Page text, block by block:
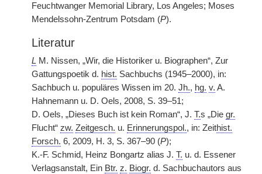
Feuchtwanger Memorial Library, Los Angeles; Moses
Mendelssohn-Zentrum Potsdam (P).
Literatur
L M. Nissen, „Wir, die Historiker u. Biographen“, Zur
Gattungspoetik d. hist. Sachbuchs (1945–2000), in:
Sachbuch u. populäres Wissen im 20. Jh., hg. v. A.
Hahnemann u. D. Oels, 2008, S. 39–51;
D. Oels, „Dieses Buch ist kein Roman“, J. T.s „Die gr.
Flucht“ zw. Zeitgesch. u. Erinnerungspol., in: Zeithist.
Forsch. 6, 2009, H. 3, S. 367–90 (P);
K.-F. Schmid, Heinz Bongartz alias J. T. u. d. Essener
Verlagsanstalt, Ein Btr. z. Biogr. d. Sachbuchautors aus